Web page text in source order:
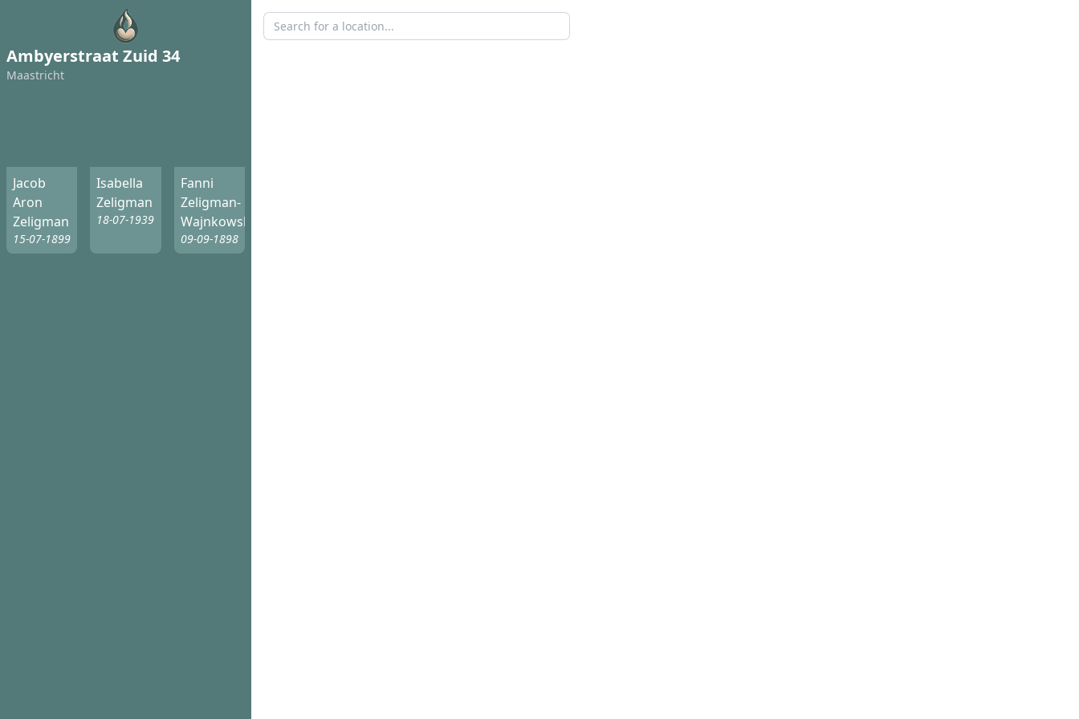
Ambyerstraat Zuid 34
Maastricht
Jacob
Aron
Zeligman
15-07-1899
Isabella
Zeligman
18-07-1939
Fanni
Zeligman-
Wajnkowski
09-09-1898